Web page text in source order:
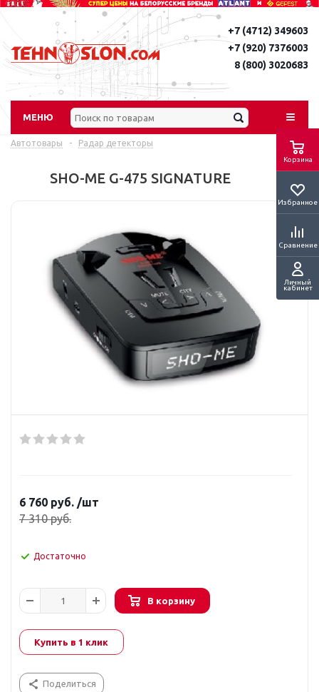
Корзина
Избранное
Сравнение
Личный
кабинет
+7 (4712) 349603
+7 (920) 7376003
8 (800) 3020683
МЕНЮ
Автотовары - Радар детекторы
SHO-ME G-475 SIGNATURE
6 760 руб. /шт
7 310руб.
Достаточно
В корзину
Купить в 1 клик
Поделиться